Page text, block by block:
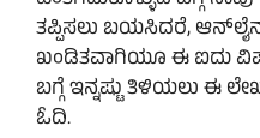
ತಪ್ಪಿಸಲು ಬಯಸಿದರೆ,
ಖಂಡಿತವಾಗಿಯೂ ಈ ಐದು
ಬಗ್ಗೆ ಇನ್ನಷ್ಟು ತಿಳಿಯಲು ಈ
ಓದಿ.